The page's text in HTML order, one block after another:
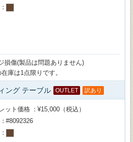
損傷(製品は問題ありません)
庫は1点限りです。
ング テーブル OUTLET 訳あり
ット価格
¥15,000（税込）
#8092326